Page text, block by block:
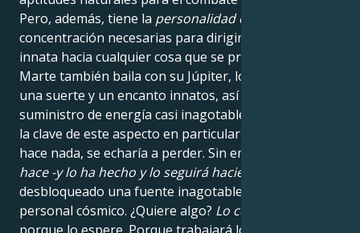
Pero, además, tiene la personalidad decisiva
concentración necesarias para dirigir su pasión
innata hacia cualquier cosa que se proponga. Su
Marte también baila con su Júpiter, lo que le aporta
una suerte y un encanto innatos, así como un
suministro de energía casi inagotable. Sin embargo,
la clave de este aspecto en particular es que si no
hace nada, se echaría a perder. Sin embargo, como
hace -y lo ha hecho y lo seguirá haciendo-
desbloqueado una fuente inagotable de poder
personal cósmico. ¿Quiere algo? Lo conseguirá.